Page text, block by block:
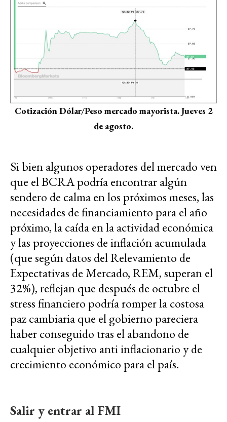
Cotización Dólar/Peso mercado mayorista. Jueves 2
de agosto.
Si bien algunos operadores del mercado ven
que el BCRA podría encontrar algún
sendero de calma en los próximos meses, las
necesidades de financiamiento para el año
próximo, la caída en la actividad económica
y las proyecciones de inflación acumulada
(que según datos del Relevamiento de
Expectativas de Mercado, REM, superan el
32%), reflejan que después de octubre el
stress financiero podría romper la costosa
paz cambiaria que el gobierno pareciera
haber conseguido tras el abandono de
cualquier objetivo anti inflacionario y de
crecimiento económico para el país.
Salir y entrar al FMI